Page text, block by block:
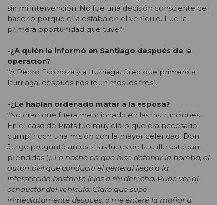
sin mi intervención. No fue una decisión consciente de
hacerlo porque ella estaba en el vehículo. Fue la
primera oportunidad que tuve”.
-¿A quién le informó en Santiago después de la
operación?
“A Pedro Espinoza y a Iturriaga. Creo que primero a
Iturriaga, después nos reunimos los tres”.
-¿Le habían ordenado matar a la esposa?
“No creo que fuera mencionado en las instrucciones…
En el caso de Prats fue muy claro que era necesario
cumplir con una misión con la mayor celeridad. Don
Jorge preguntó antes si las luces de la calle estaban
prendidas (). La noche en que hice detonar la bomba, el
automóvil que conducía el general llegó a la
intersección bastante lejos a mi derecha. Pude ver al
conductor del vehículo. Claro que supe
inmediatamente después, o me enteré la mañana